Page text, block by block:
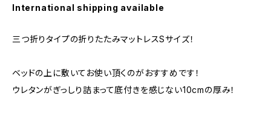
International shipping available
三つ折りタイプの折りたたみマットレスSサイズ！
ベッドの上に敷いてお使い頂くのがおすすめです！
ウレタンがぎっしり詰まって底付きを感じない10cmの厚み！